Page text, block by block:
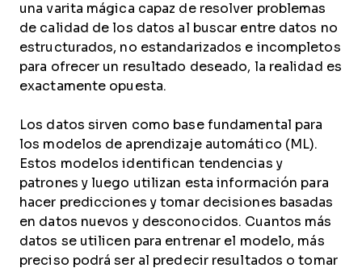
una varita mágica capaz de resolver problemas
de calidad de los datos al buscar entre datos no
estructurados, no estandarizados e incompletos
para ofrecer un resultado deseado, la realidad es
exactamente opuesta.
Los datos sirven como base fundamental para
los modelos de aprendizaje automático (ML).
Estos modelos identifican tendencias y
patrones y luego utilizan esta información para
hacer predicciones y tomar decisiones basadas
en datos nuevos y desconocidos. Cuantos más
datos se utilicen para entrenar el modelo, más
preciso podrá ser al predecir resultados o tomar